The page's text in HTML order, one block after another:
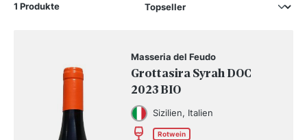
1 Produkte
Masseria del Feudo
Grottasira Syrah DOC
2023 BIO
Sizilien, Italien
Rotwein